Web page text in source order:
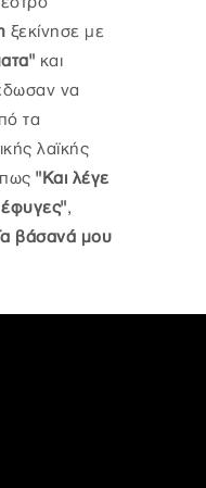
ξεκίνησε με
και
να
τα
λαϊκής
"Και λέγε
,
βάσανά μου